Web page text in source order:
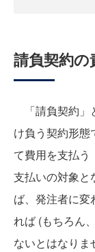
請負契約の
「請負契約」
け負う契約形態
て費用を支払う
支払いの対象と
ば、発注者に変
れば (もちろん
ないとはなりま